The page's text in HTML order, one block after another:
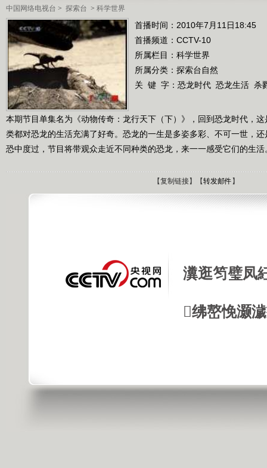
中国网络电视台 > 探索台 > 科学世界
首播时间：2010年7月11日18:45
首播频道： CCTV-10
所属栏目： 科学世界
所属分类：探索台自然
关 键 字： 恐龙时代 恐龙生活 杀
本期节目单集名为《动物传奇：龙行天下（下）》，回到恐龙时代，
类都对恐龙的生活充满了好奇。恐龙的一生是多姿多彩、不可一世，
恐中度过，节目将带观众走近不同种类的恐龙，来一一感受它们的生
【复制链接】【转发邮件 】
瀵逛笉璧凤
绋嶅悗灏